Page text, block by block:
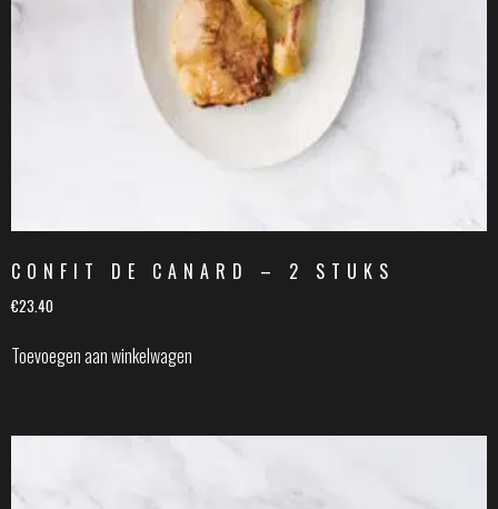
CONFIT DE CANARD – 2 STUKS
€23.40
Toevoegen aan winkelwagen